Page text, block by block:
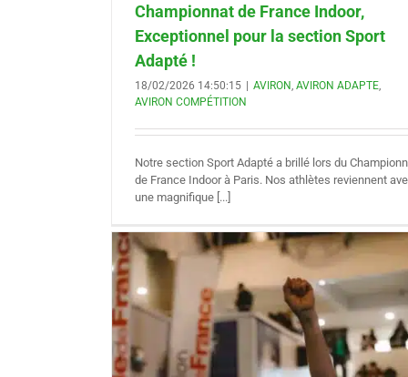
Championnat de France Indoor,
Exceptionnel pour la section Sport
Adapté !
18/02/2026 14:50:15 AVIRON, AVIRON ADAPTE,
AVIRON COMPÉTITION
Notre section Sport Adapté a brillé lors du
de France Indoor à Paris. Nos athlètes reviennent
une magnifique [...]